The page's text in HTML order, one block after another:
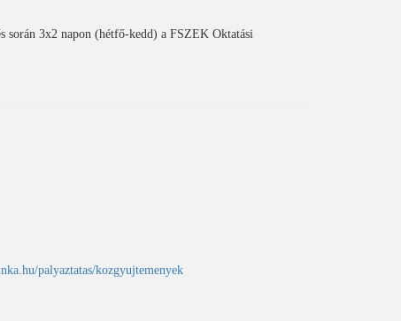
során 3x2 napon (hétfő-kedd) a FSZEK Oktatási
palyaztatas/kozgyujtemenyek